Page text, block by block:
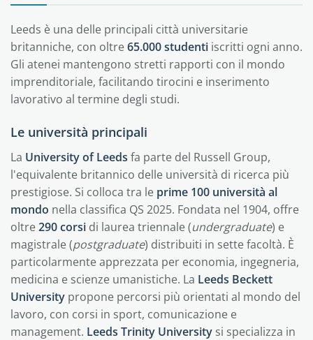
Leeds è una delle principali città universitarie
britanniche, con oltre65.000 studenti iscritti ogni anno.
Gli atenei mantengono stretti rapporti con il mondo
imprenditoriale, facilitando tirocini e inserimento
lavorativo al termine degli studi.
Le università principali
La University of Leeds fa parte del Russell Group,
l'equivalente britannico delle università di ricerca più
prestigiose. Si colloca tra le prime 100 università al
mondo nella classifica QS 2025. Fondata nel 1904, offre
oltre290 corsi di laurea triennale (undergraduate) e
magistrale (postgraduate) distribuiti in sette facoltà. È
particolarmente apprezzata per economia, ingegneria,
medicina e scienze umanistiche. La Leeds Beckett
University propone percorsi più orientati al mondo del
lavoro, con corsi in sport, comunicazione e
management. Leeds Trinity University si specializza in